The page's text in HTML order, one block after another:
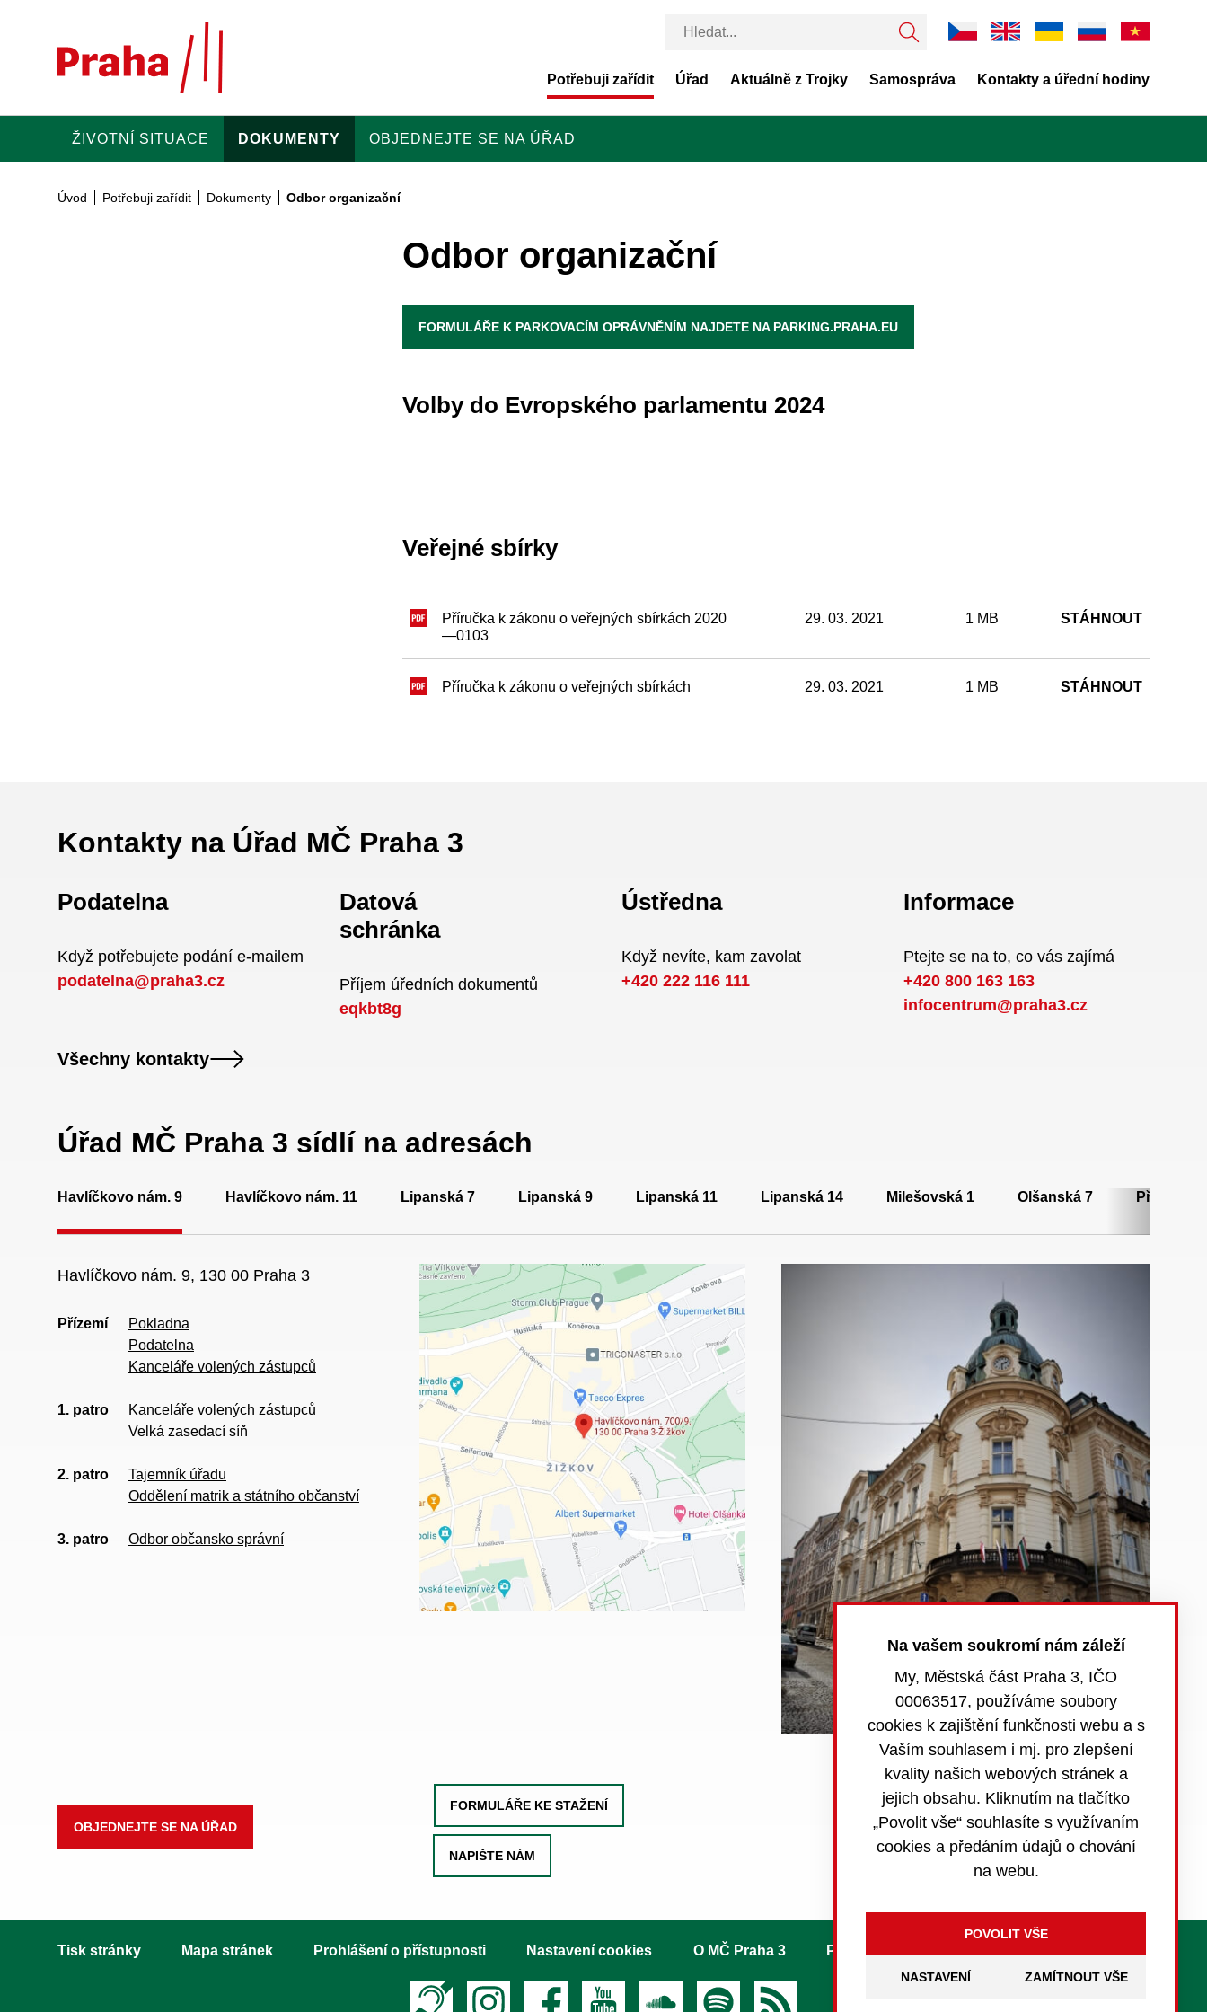
Na vašem soukromí nám záleží
My, Městská část Praha 3, IČO
00063517, používáme soubory
cookies k zajištění funkčnosti webu a s
Vaším souhlasem i mj. pro zlepšení
kvality našich webových stránek a
jejich obsahu. Kliknutím na tlačítko
„Povolit vše“ souhlasíte s využívaním
cookies a předáním údajů o chování
na webu.
NASTAVENÍ
Potřebuji zařídit Úřad Aktuálně z Trojky Samospráva Kontakty a úřední hodiny
ŽIVOTNÍ SITUACE DOKUMENTY OBJEDNEJTE SE NA ÚŘAD
Úvod Potřebuji zařídit Dokumenty Odbor organizační
Odbor organizační
FORMULÁŘE K PARKOVACÍM OPRÁVNĚNÍM NAJDETE NA PARKING.PRAHA.EU
Volby do Evropského parlamentu 2024
Veřejné sbírky
Příručka k zákonu o veřejných sbírkách 2020
—0103
29. 03. 2021 1 MB STÁHNOUT
Příručka k zákonu o veřejných sbírkách 29. 03. 2021 1 MB STÁHNOUT
Kontakty na Úřad MČ Praha 3
Podatelna
Když potřebujete podání e-mailem
podatelna@praha3.cz
Datová
schránka
Příjem úředních dokumentů
eqkbt8g
Ústředna
Když nevíte, kam zavolat
+420 222 116 111
Informace
Ptejte se na to, co vás zajímá
+420 800 163 163
infocentrum@praha3.cz
Všechny kontakty
Úřad MČ Praha 3 sídlí na adresách
Havlíčkovo nám. 9 Havlíčkovo nám. 11 Lipanská 7 Lipanská 9 Lipanská 11 Lipanská 14 Milešovská 1 Olšanská 7
Havlíčkovo nám. 9, 130 00 Praha 3
Přízemí
Pokladna
Podatelna
Kanceláře volených zástupců
1. patro
Kanceláře volených zástupců
Velká zasedací síň
2. patro
Tajemník úřadu
Oddělení matrik a státního občanství
3. patro Odbor občansko správní
OBJEDNEJTE SE NA ÚŘAD
FORMULÁŘE KE STAŽENÍ
NAPIŠTE NÁM
Povinně zveřejňované informace
Tisk stránky Mapa stránek Prohlášení o přístupnosti Nastavení cookies O MČ Praha 3 Pro média
Textový hovor s přepisem
InstagramFacebookYoutube SoundcloudSpotify RSS